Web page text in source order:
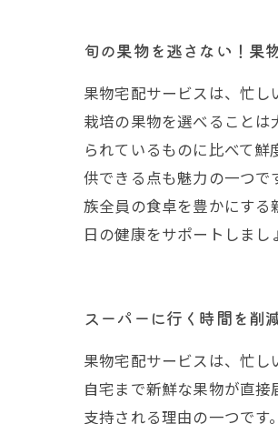
旬の果物を逃さない！果
果物宅配サービスは、忙
栽培の果物を選べること
られているものに比べて
供できる点も魅力の一つ
族全員の食卓を豊かにす
日の健康をサポートしまし
スーパーに行く時間を削
果物宅配サービスは、忙
自宅まで新鮮な果物が直
支持される理由の一つで